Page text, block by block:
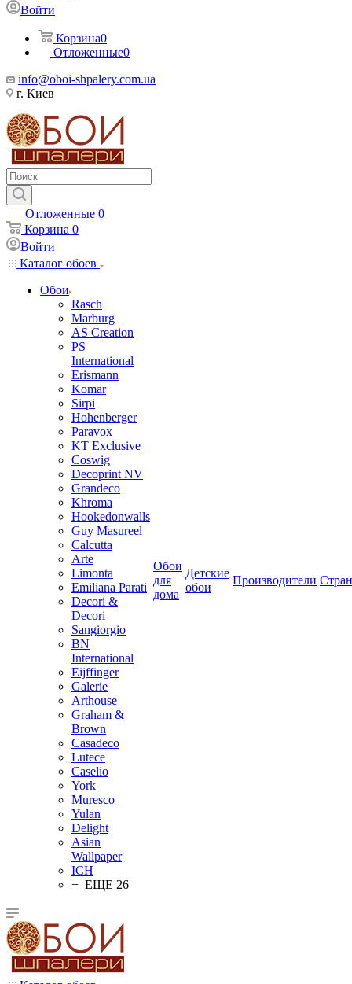
Войти
Корзина0
Отложенные0
info@oboi-shpalery.com.ua
г. Киев
Отложенные 0
Корзина 0
Войти
Каталог обоев
Обои
Rasch
Marburg
AS Creation
PS
International
Erismann
Komar
Sirpi
Hohenberger
Paravox
KT Exclusive
Coswig
Decoprint NV
Grandeco
Khroma
Hookedonwalls
Guy Masureel
Calcutta
Arte
Limonta
Emiliana Parati
Decori &
Decori
Sangiorgio
BN
International
Eijffinger
Galerie
Arthouse
Graham &
Brown
Casadeco
Lutece
Caselio
York
Muresco
Yulan
Delight
Asian
Wallpaper
ICH
+ ЕЩЕ 26
Обои
для
дома
Детские
обои
Производители